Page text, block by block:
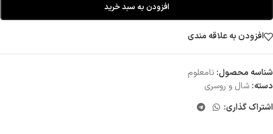
افزودن به سبد خرید
افزودن به علاقه مندی
شناسه محصول: نامعلوم
دسته: شال و روسری
اشتراک گذاری: